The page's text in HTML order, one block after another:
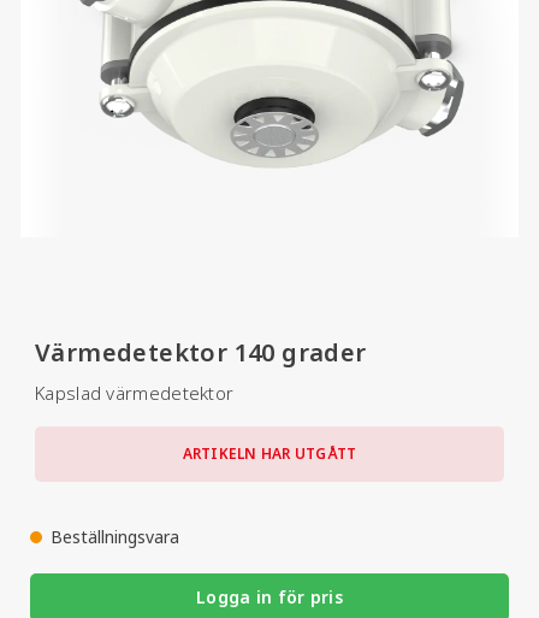
Värmedetektor 140 grader
Kapslad värmedetektor
ARTIKELN HAR UTGÅTT
Beställningsvara
Logga in för pris